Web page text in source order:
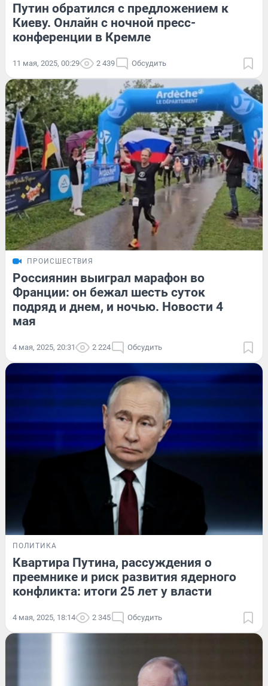
Путин обратился с предложением к
Киеву. Онлайн с ночной пресс-
конференции в Кремле
11 мая, 2025, 00:29 2 439 Обсудить
ПРОИСШЕСТВИЯ
Россиянин выиграл марафон во
Франции: он бежал шесть суток
подряд и днем, и ночью. Новости 4
мая
4 мая, 2025, 20:31 2 224 Обсудить
ПОЛИТИКА
Квартира Путина, рассуждения о
преемнике и риск развития ядерного
конфликта: итоги 25 лет у власти
4 мая, 2025, 18:14 2 345 Обсудить